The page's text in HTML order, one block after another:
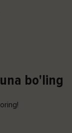
bo'ling